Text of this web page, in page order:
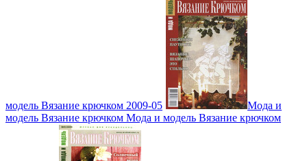
модель Вязание крючком 2009-05
Мода и
модель Вязание крючком Мода и модель Вязание крючком